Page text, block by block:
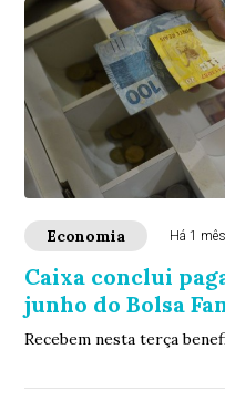
Economia Há 1 mês
Caixa conclui
junho do Bolsa
Recebem nesta terça